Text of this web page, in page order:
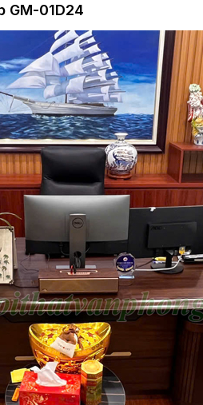
GM-01D24